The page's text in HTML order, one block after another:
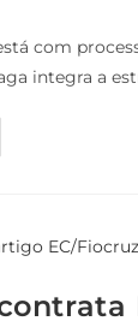
com
integra a